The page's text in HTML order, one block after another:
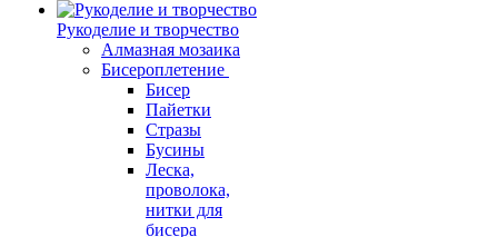
Рукоделие и творчество
Алмазная мозаика
Бисероплетение
Бисер
Пайетки
Стразы
Бусины
Леска,
проволока,
нитки для
бисера